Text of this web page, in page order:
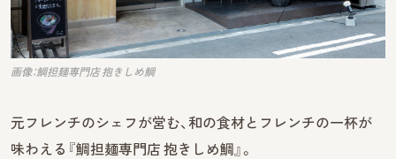
画像：鯛担麺専門店 抱きしめ鯛
元フレンチのシェフが営む、和の食材とフレンチの一杯が
味わえる『鯛担麺専門店 抱きしめ鯛』。